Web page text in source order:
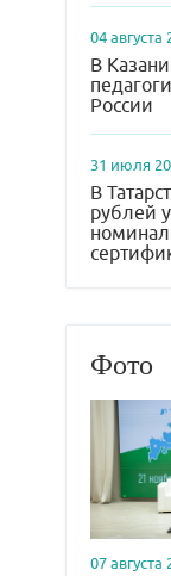
04 августа
В
России
31 июля
В
рублей
Фото
07 августа